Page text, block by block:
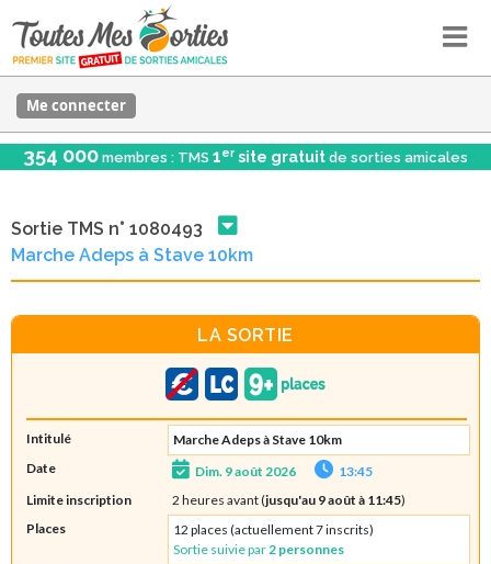
Me connecter
354 000 membres : TMS 1er site gratuit de sorties amicales
Sortie TMS n° 1080493
Marche Adeps à Stave 10km
LA SORTIE
Intitulé
Marche Adeps à Stave 10km
Date
Dim. 9 août 2026
13:45
Limite inscription
2 heures avant (jusqu'au 9 août à 11:45)
Places
12 places (actuellement 7 inscrits)
Sortie suivie par 2 personnes